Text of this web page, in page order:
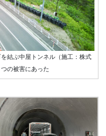
結ぶ中屋トンネル（施工：株式
の被害にあった